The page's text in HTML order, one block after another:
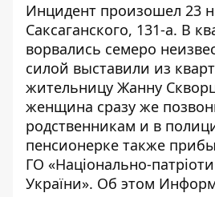
Инцидент произошел 23
Саксаганского, 131-а. В
ворвались семеро
силой выставили из
жительницу Жанну
женщина сразу же
родственникам и в
пенсионерке также
ГО «Національно-
України». Об этом